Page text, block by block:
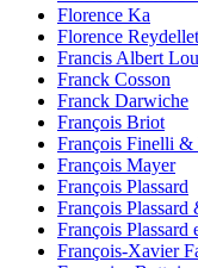
Florence Ka
Florence
Francis Albert
Franck Cosson
Franck Darwiche
François Briot
François Finelli
François Mayer
François Plassard
François Plassard
François Plassard
François-Xavier